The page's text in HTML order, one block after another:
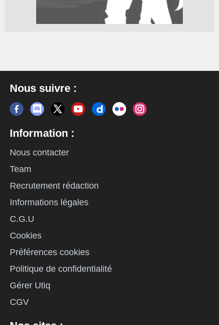
Nous suivre :
Information :
Nous contacter
Team
Recrutement rédaction
Informations légales
C.G.U
Cookies
Préférences cookies
Politique de confidentialité
Gérer Utiq
CGV